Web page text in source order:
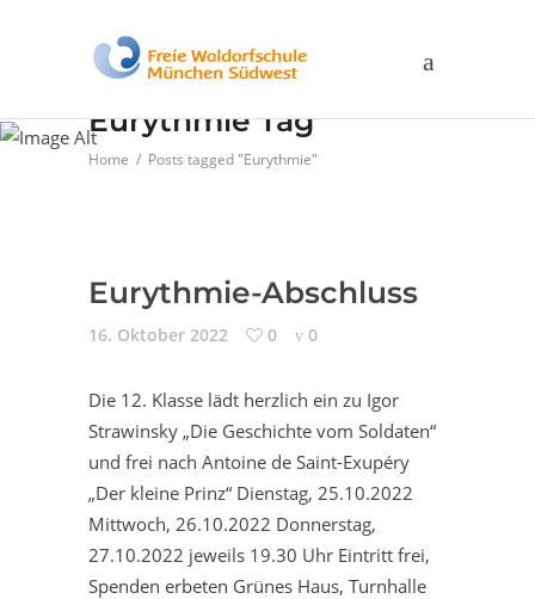
Eurythmie Tag
Home / Posts tagged "Eurythmie"
Eurythmie-Abschluss
16. Oktober 2022 0 0
Die 12. Klasse lädt herzlich ein zu Igor
Strawinsky „Die Geschichte vom Soldaten“
und frei nach Antoine de Saint-Exupéry
„Der kleine Prinz“ Dienstag, 25.10.2022
Mittwoch, 26.10.2022 Donnerstag,
27.10.2022 jeweils 19.30 Uhr Eintritt frei,
Spenden erbeten Grünes Haus, Turnhalle